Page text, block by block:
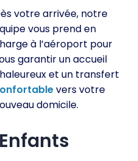
votre arrivée, notre
vous prend en
à l’aéroport pour
garantir un accueil
et un transfert
vers votre
domicile.